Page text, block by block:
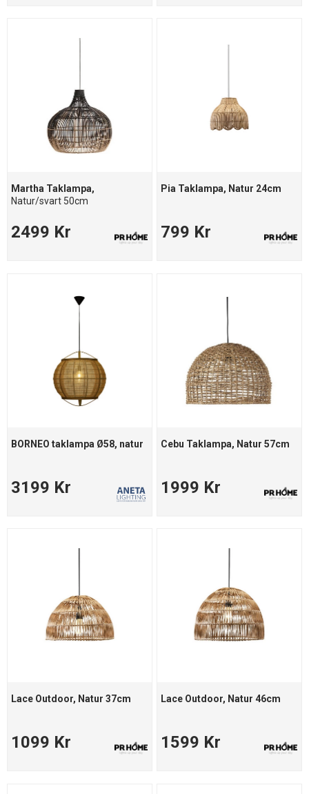
Martha Taklampa,
Natur/svart 50cm
2499 Kr
Pia Taklampa, Natur 24cm
799 Kr
BORNEO taklampa Ø58, natur
3199 Kr
Cebu Taklampa, Natur 57cm
1999 Kr
Lace Outdoor, Natur 37cm
1099 Kr
Lace Outdoor, Natur 46cm
1599 Kr